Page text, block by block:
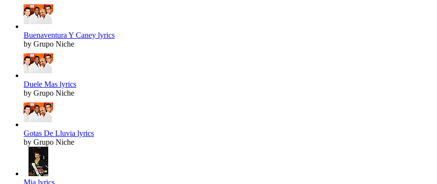
Buenaventura Y Caney lyrics
by Grupo Niche
Duele Mas lyrics
by Grupo Niche
Gotas De Lluvia lyrics
by Grupo Niche